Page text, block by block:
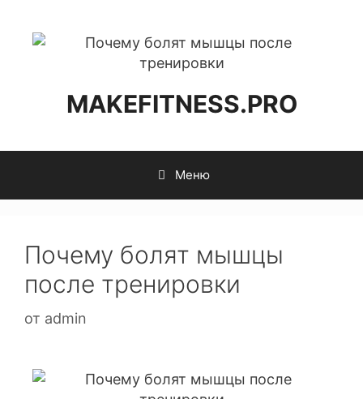
MAKEFITNESS.PRO
Меню
Почему болят мышцы
после тренировки
от admin